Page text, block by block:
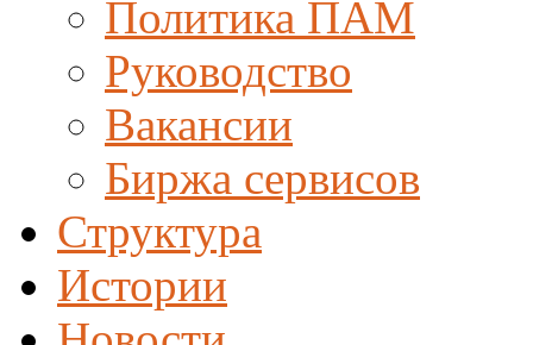
Политика ПАМ
Руководство
Вакансии
Биржа сервисов
Структура
Истории